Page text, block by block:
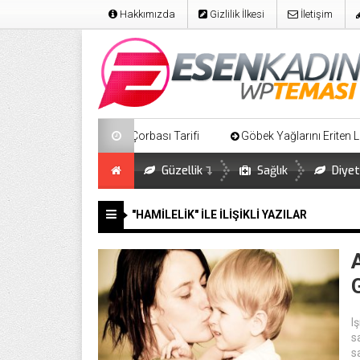
Hakkımızda Gizlilik İlkesi İletişim
Detoks Çorbası Tarifi Göbek Yağlarını Eriten Lahana
Güzellik Sağlık Diyet
"HAMILELIK" ILE İLIŞIKLI YAZILAR